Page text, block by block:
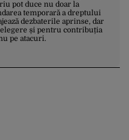
pot duce nu doar la
temporară a dreptului
dezbaterile aprinse, dar
și pentru contribuția
pe atacuri.